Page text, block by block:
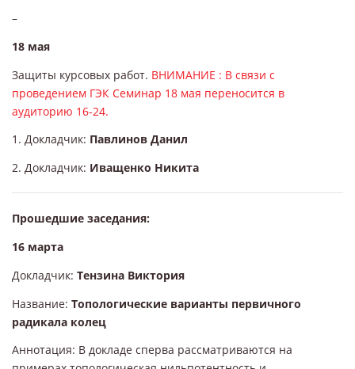
–
18 мая
Защиты курсовых работ. ВНИМАНИЕ : В связи с
проведением ГЭК Семинар 18 мая переносится в
аудиторию 16-24.
1. Докладчик: Павлинов Данил
2. Докладчик: Иващенко Никита
Прошедшие заседания:
16 марта
Докладчик: Тензина Виктория
Название: Топологические варианты первичного
радикала колец
Аннотация: В докладе сперва рассматриваются на